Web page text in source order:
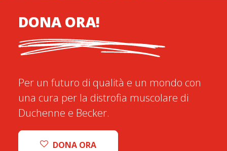
DONA ORA!
Per un futuro di qualità e un mondo con
una cura per la distrofia muscolare di
Duchenne e Becker.
DONA ORA